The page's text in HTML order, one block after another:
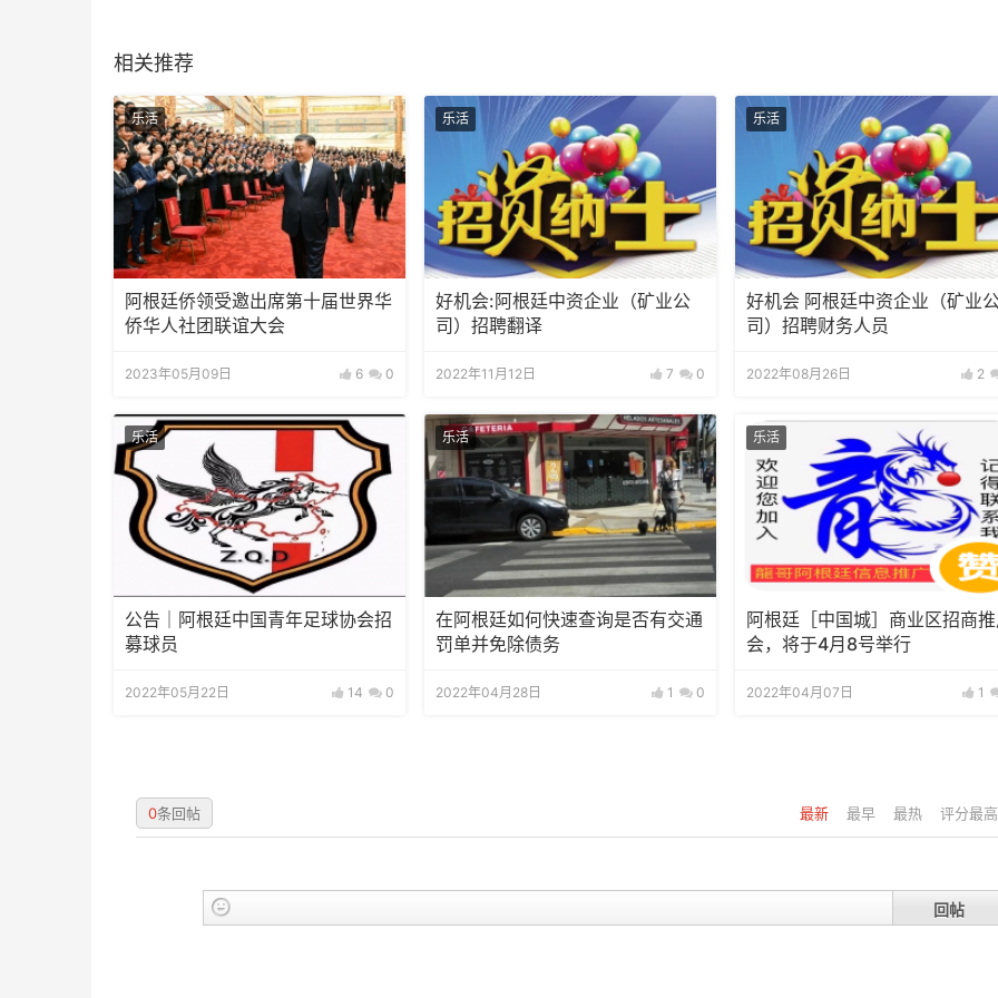
相关推荐
乐活
阿根廷侨领受邀出席第十届世界华
侨华人社团联谊大会
2023年05月09日 6 0
乐活
好机会:阿根廷中资企业（矿业公
司）招聘翻译
2022年11月12日 7 0
乐活
好机会 阿根廷中资企业（矿业公
司）招聘财务人员
2022年08月26日 2
乐活
公告｜阿根廷中国青年足球协会招
募球员
2022年05月22日 14 0
乐活
在阿根廷如何快速查询是否有交通
罚单并免除债务
2022年04月28日 1 0
乐活
阿根廷［中国城］商业区招商
会，将于4月8号举行
2022年04月07日 1
最新 最早 最热 评分最高
0条回帖
回帖